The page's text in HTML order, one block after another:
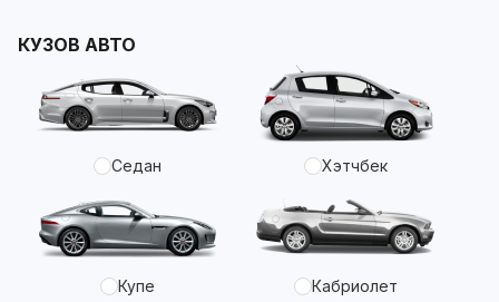
КУЗОВ АВТО
Седан Хэтчбек
Купе Кабриолет